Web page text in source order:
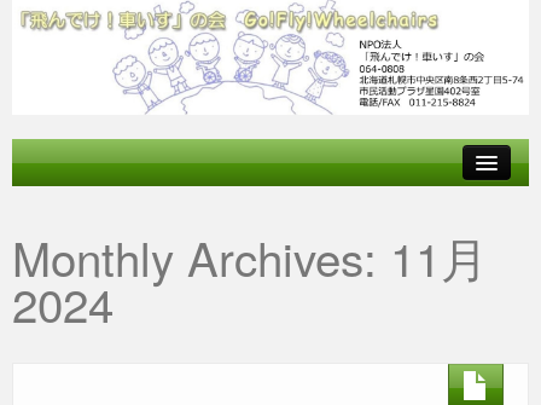
参加する
私たちの活動
Monthly Archives: 11月
2024